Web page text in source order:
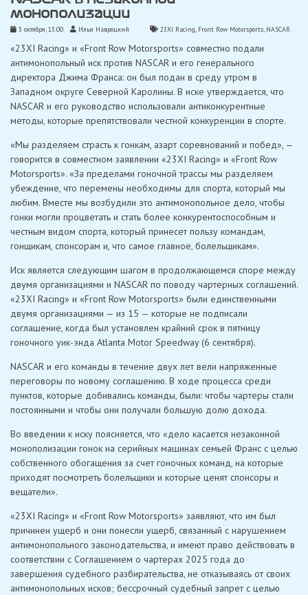
монополизации
3 октября, 13:00 Илья Навроцкий 23XI Racing, Front Row Motorsports, NASCAR
«23XI Racing» и «Front Row Motorsports» совместно подали
антимонопольный иск против NASCAR и его генерального
директора Джима Франса: он был подан в среду утром в
Западном округе Северной Каролины. В иске утверждается, что
NASCAR и его руководство использовали антиконкурентные
методы, которые препятствовали честной конкуренции в спорте.
«Мы разделяем страсть к гонкам, азарт соревнований и побед», —
говорится в совместном заявлении «23XI Racing» и «Front Row
Motorsports». «За пределами гоночной трассы мы разделяем
убеждение, что перемены необходимы для спорта, который мы
любим. Вместе мы возбудили это антимонопольное дело, чтобы
гонки могли процветать и стать более конкурентоспособным и
честным видом спорта, который принесет пользу командам,
гонщикам, спонсорам и, что самое главное, болельщикам».
Иск является следующим шагом в продолжающемся споре между
двумя организациями и NASCAR по поводу чартерных соглашений.
«23XI Racing» и «Front Row Motorsports» были единственными
двумя организациями — из 15 — которые не подписали
соглашение, когда был установлен крайний срок в пятницу
гоночного уик-энда Atlanta Motor Speedway (6 сентября).
NASCAR и его команды в течение двух лет вели напряженные
переговоры по новому соглашению. В ходе процесса среди
пунктов, которые добивались команды, были: чтобы чартеры стали
постоянными и чтобы они получали большую долю дохода.
Во введении к иску поясняется, что «дело касается незаконной
монополизации гонок на серийных машинах семьей Франс с целью
собственного обогащения за счет гоночных команд, на которые
приходят посмотреть болельщики и которые ценят спонсоры и
вещатели».
«23XI Racing» и «Front Row Motorsports» заявляют, что им был
причинен ущерб и они понесли ущерб, связанный с нарушением
антимонопольного законодательства, и имеют право действовать в
соответствии с Соглашением о чартерах 2025 года до
завершения судебного разбирательства, не отказываясь от своих
антимонопольных исков; бессрочный судебный запрет с целью